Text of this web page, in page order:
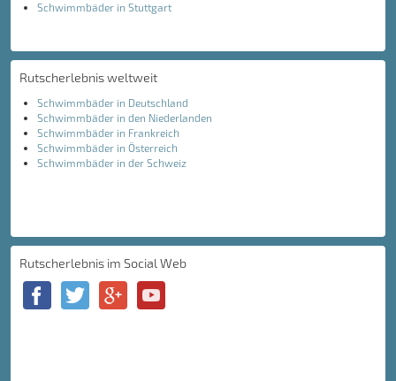
Schwimmbäder in Stuttgart
Rutscherlebnis weltweit
Schwimmbäder in Deutschland
Schwimmbäder in den Niederlanden
Schwimmbäder in Frankreich
Schwimmbäder in Österreich
Schwimmbäder in der Schweiz
Rutscherlebnis im Social Web